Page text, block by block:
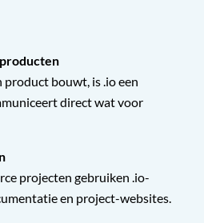
product bouwt, is .io een
direct wat voor
projecten gebruiken .io-
en project-websites.